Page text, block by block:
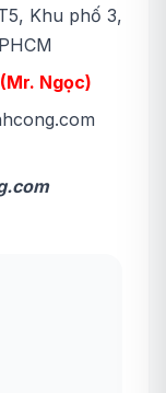
Khu phố 3,
Ngọc)